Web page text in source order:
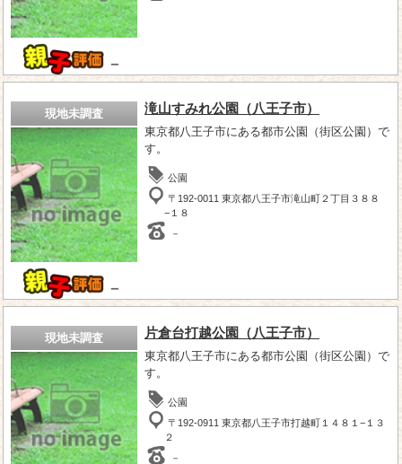
－
現地未調査
－
滝山すみれ公園（八王子市）
東京都八王子市にある都市公園（街区公園）で
す。
公園
〒192-0011 東京都八王子市滝山町２丁目３８８
−１８
－
現地未調査 片倉台打越公園（八王子市）
東京都八王子市にある都市公園（街区公園）で
す。
公園
〒192-0911 東京都八王子市打越町１４８１−１３
２
－